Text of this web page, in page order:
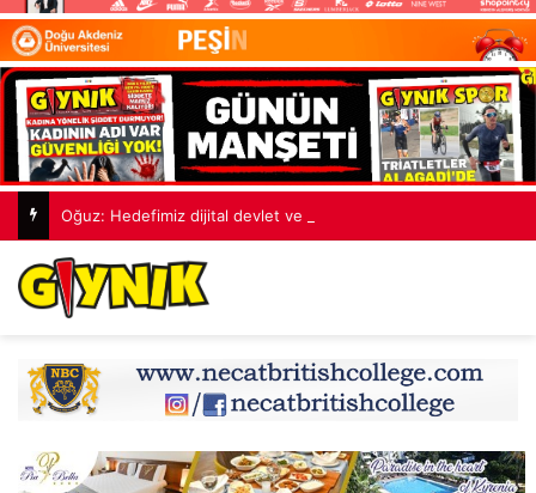
Oğuz: Hedefimiz dijital devlet ve güçlü kurumlar